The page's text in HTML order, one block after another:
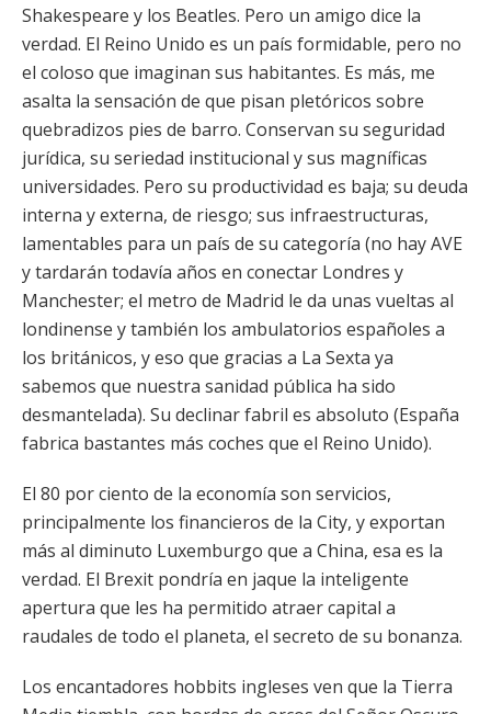
Shakespeare y los Beatles. Pero un amigo dice la
verdad. El Reino Unido es un país formidable, pero no
el coloso que imaginan sus habitantes. Es más, me
asalta la sensación de que pisan pletóricos sobre
quebradizos pies de barro. Conservan su seguridad
jurídica, su seriedad institucional y sus magníficas
universidades. Pero su productividad es baja; su deuda
interna y externa, de riesgo; sus infraestructuras,
lamentables para un país de su categoría (no hay AVE
y tardarán todavía años en conectar Londres y
Manchester; el metro de Madrid le da unas vueltas al
londinense y también los ambulatorios españoles a
los británicos, y eso que gracias a La Sexta ya
sabemos que nuestra sanidad pública ha sido
desmantelada). Su declinar fabril es absoluto (España
fabrica bastantes más coches que el Reino Unido).
El 80 por ciento de la economía son servicios,
principalmente los financieros de la City, y exportan
más al diminuto Luxemburgo que a China, esa es la
verdad. El Brexit pondría en jaque la inteligente
apertura que les ha permitido atraer capital a
raudales de todo el planeta, el secreto de su bonanza.
Los encantadores hobbits ingleses ven que la Tierra